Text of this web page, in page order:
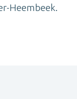
Heembeek.